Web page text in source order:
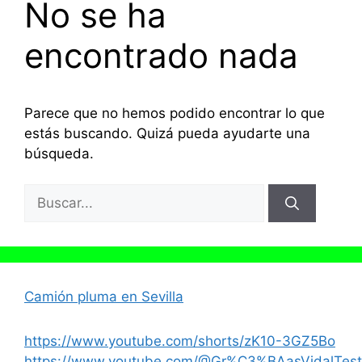
No se ha
encontrado nada
Parece que no hemos podido encontrar lo que
estás buscando. Quizá pueda ayudarte una
búsqueda.
Buscar:
Camión pluma en Sevilla
https://www.youtube.com/shorts/zK10-3GZ5Bo